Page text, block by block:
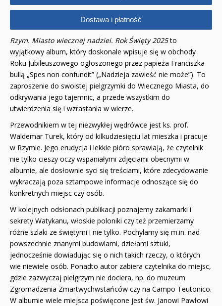
Dostawa i płatność
Rzym. Miasto wiecznej nadziei. Rok Święty 2025to
wyjątkowy album, który doskonale wpisuje się w obchody
Roku Jubileuszowego ogłoszonego przez papieża Franciszka
bullą „Spes non confundit” („Nadzieja zawieść nie może”). To
zaproszenie do swoistej pielgrzymki do Wiecznego Miasta, do
odkrywania jego tajemnic, a przede wszystkim do
utwierdzenia się i wzrastania w wierze.
Przewodnikiem w tej niezwykłej wędrówce jest ks. prof.
Waldemar Turek, który od kilkudziesięciu lat mieszka i pracuje
w Rzymie. Jego erudycja i lekkie pióro sprawiają, że czytelnik
nie tylko cieszy oczy wspaniałymi zdjęciami obecnymi w
albumie, ale dosłownie syci się treściami, które zdecydowanie
wykraczają poza sztampowe informacje odnoszące się do
konkretnych miejsc czy osób.
W kolejnych odsłonach publikacji poznajemy zakamarki i
sekrety Watykanu, włoskie poloniki czy też przemierzamy
różne szlaki ze świętymi i nie tylko. Pochylamy się m.in. nad
powszechnie znanymi budowlami, dziełami sztuki,
jednocześnie dowiadując się o nich takich rzeczy, o których
wie niewiele osób. Ponadto autor zabiera czytelnika do miejsc,
gdzie zazwyczaj pielgrzym nie dociera, np. do muzeum
Zgromadzenia Zmartwychwstańców czy na Campo Teutonico.
W albumie wiele miejsca poświęcone jest św. Janowi Pawłowi